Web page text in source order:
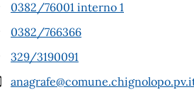
0382/76001 interno 1
0382/766366
329/3190091